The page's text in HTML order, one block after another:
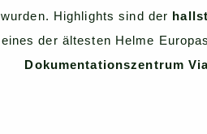
wurden. Highlights sind der
eines der ältesten Helme
Dokumentationszentrum